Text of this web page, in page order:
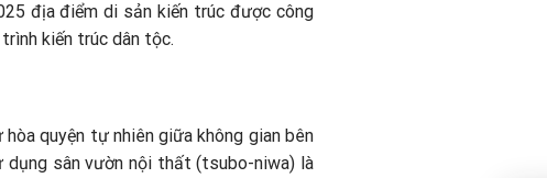
địa điểm di sản kiến trúc được công
kiến trúc dân tộc.
quyện tự nhiên giữa không gian bên
dụng sân vườn nội thất (tsubo-niwa) là